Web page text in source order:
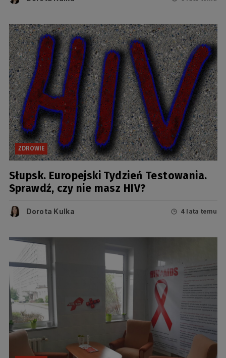
ZDROWIE
Słupsk. Europejski Tydzień Testowania.
Sprawdź, czy nie masz HIV?
Dorota Kulka 4 lata temu